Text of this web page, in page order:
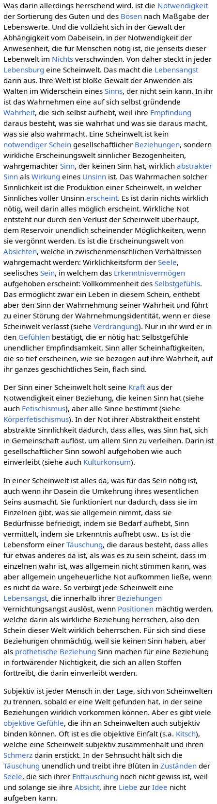
Was darin allerdings herrschend wird, ist die Notwendigkeit
der Sortierung des Guten und des Bösennach Maßgabe der
Lebenswerte. Und die vollzieht sich in der Gewalt der
Abhängigkeit vom Dabeisein, in der Notwendigkeit der
Anwesenheit, die für Menschen nötig ist, die jenseits dieser
Lebenwelt im Nichtsverschwinden. Von daher steckt in jeder
Lebensburg eine Scheinwelt. Das macht die Lebensangst
darin aus. Ihre Welt ist bloße Gewalt der Anwenden als
Walten im Widerschein eines Sinns, der nicht sein kann. In ihr
ist das Wahrnehmen eine auf sich selbst gründende
Wahrheit, die sich selbst aufhebt, weil ihre Empfindung
daraus besteht, was sie wahrhat und was sie daraus macht,
was sie also wahrmacht. Eine Scheinwelt ist kein
notwendiger Scheingesellschaftlicher Beziehungen, sondern
wirkliche Erscheinungswelt sinnlicher Bezogenheiten,
wahrgemachter Sinn, der keinen Sinn hat, wirklich abstrakter
Sinnals Wirkung eines Unsinnist. Das Wahrmachen solcher
Sinnlichkeit ist die Produktion einer Scheinwelt, in welcher
Sinnliches voller Unsinn erscheint. Es ist darin nichts wirklich
nötig, weil darin alles möglich erscheint. Wirkliche Not
entsteht nur durch den Verlust der Scheinwelt überhaupt,
dem Reservoir unendlich scheinender Möglichkeiten, wenn
sie vergönnt werden. Es ist die Erscheinungswelt von
Absichten, welche in zwischenmenschlichen Verhältnissen
wahrgemacht werden: Wirklichkeitsform der Seele,
seelisches Sein, in welchem das Erkenntnisvermögen
aufgehoben erscheint: Vollkommenheit des Selbstgefühls.
Das ermöglicht zwar ein Leben in diesem Schein, enthebt
aber den Sinn der Wahrnehmung seiner Wahrheit und führt
zu einer Störung der Wahrnehmungsidentität, wenn er diese
Scheinwelt verlässt (siehe Verdrängung). Nur in ihr wird er in
den Gefühlenbestätigt, die er nötig hat: Selbstgefühle
unendlicher Empfindsamkeit, Sinn aller Scheinhaftigkeiten,
die so tief erscheinen, wie sie bezogen auf ihre Wahrheit, auf
ihr ganzes geschichtliches Sein, flach sind.
Der Sinn einer Scheinwelt holt seine Kraftaus der
Notwendigkeit einer Beziehung, die keinen Sinn hat (siehe
auch Fetischismus), aber alle Sinne bestimmt (siehe
Körperfetischismus). In der Not ihrer Abstraktheit ensteht
abstrakte Sinnlichkeit dadurch, dass alles, was Sinn hat, sich
in Gemeinschaft auflöst, um allem Sinn zu verleihen. Darin ist
gesellschaftlicher Sinn sowohl aufgehoben wie auch
einverleibt (siehe auch Kulturkonsum).
In einer Scheinwelt ist alles da, was für das Sein nötig ist,
auch wenn ihr Dasein die Umkehrung ihres wesentlichen
Seins ausmacht. Sie funktioniert nur dadurch, dass sie im
Einzelnen gibt, was sie allgemein nimmt, dass sie
Bedürfnisse befriedigt, indem sie Bedarf aufhebt, Sinn
vermittelt, indem sie Erkenntnis aufhebt usw.. Es ist die
Lebensform einer Täuschung, die daraus besteht, dass alles
für etwas anderes da ist, als was es zu sein scheint, dass im
einzelnen wahr ist, was allgemein nicht stimmen kann, was
aber allgemein ungeheuerliche Not aufkommen ließe, wenn
es nicht da wäre. So verbirgt jede Scheinwelt eine
Lebensangst, die innerhalb ihrer Beziehungen
Vernichtungsangst auslöst, wenn Positionenmächtig werden,
welche darin als wirkliche Beziehung herrschen, also den
Schein dieser Welt wirklich beherrschen. Für sich sind diese
Beziehungen ohnmächtig, weil sie keinen Sinn haben, aber
als prothetische Beziehung Sinn machen für eine Beziehung
in fortwärender Nichtigkeit, die sich an allen Stoffen
forttreibt, die darin einverleibt werden.
Subjektiv ist jeder Mensch in der Lage, sich von Scheinwelten
zu trennen, sobald er eine Welt gefunden hat, in der seine
Beziehungen wirklich vorkommen können. Aber es gibt viele
objektive Gefühle, die ihn an Scheinwelten auch subjektiv
binden können. Oft ist es die objektive Einfalt (s.a. Kitsch),
welche eine Scheinwelt subjektiv zusammenhält und ihren
Schmerzdarin erstickt. In der Sehnsucht hält sich die
Täuschung unendlich und treibt ihre Blüten in Zuständender
Seele, die sich ihrer Enttäuschung noch nicht gewiss ist, weil
und solange sie ihre Absicht, ihre Liebe zur Idee nicht
aufgeben kann.